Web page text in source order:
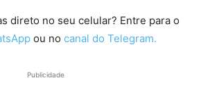
direto no seu celular? Entre para o
ou no canal do Telegram.
Publicidade